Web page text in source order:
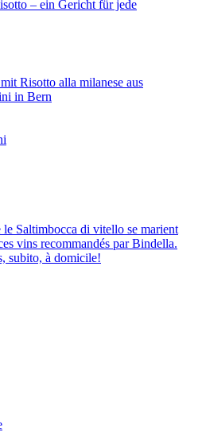
– ein Gericht für jede
le Saltimbocca di vitello se marient
vins recommandés par Bindella.
subito, à domicile!